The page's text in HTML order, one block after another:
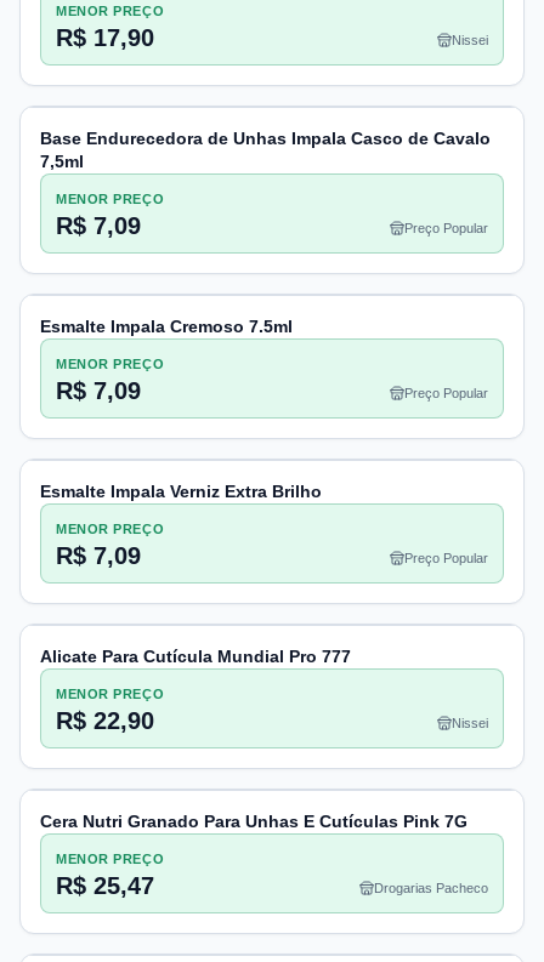
MENOR PREÇO
R$ 17,90 Nissei
Base Endurecedora de Unhas Impala Casco de Cavalo
7,5ml
MENOR PREÇO
R$ 7,09 Preço Popular
Esmalte Impala Cremoso 7.5ml
MENOR PREÇO
R$ 7,09 Preço Popular
Esmalte Impala Verniz Extra Brilho
MENOR PREÇO
R$ 7,09 Preço Popular
Alicate Para Cutícula Mundial Pro 777
MENOR PREÇO
R$ 22,90 Nissei
Cera Nutri Granado Para Unhas E Cutículas Pink 7G
MENOR PREÇO
R$ 25,47 Drogarias Pacheco